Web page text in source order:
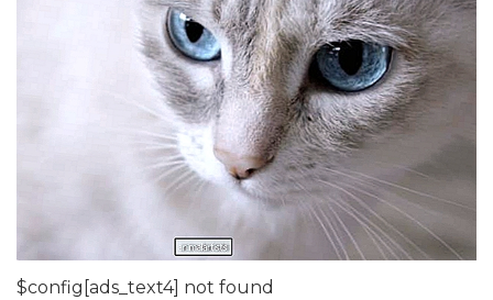
$config[ads_text4] not found